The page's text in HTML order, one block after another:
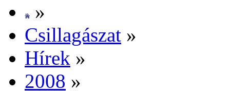
»
Csil­la­gá­szat »
Hí­rek »
2008 »